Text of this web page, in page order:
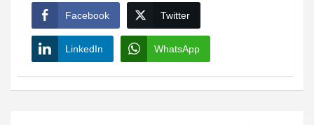
Facebook Twitter
LinkedIn WhatsApp